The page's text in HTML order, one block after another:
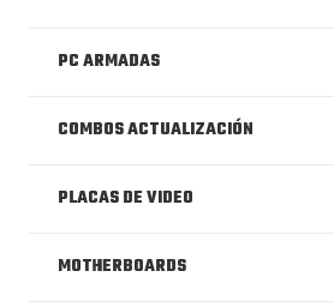
PC ARMADAS
COMBOS ACTUALIZACIÓN
PLACAS DE VIDEO
MOTHERBOARDS